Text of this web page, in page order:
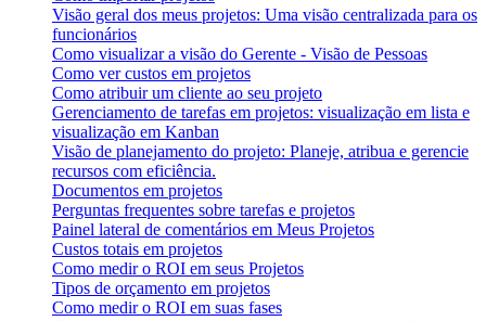
Visão geral dos meus projetos: Uma visão centralizada para os
funcionários
Como visualizar a visão do Gerente - Visão de Pessoas
Como ver custos em projetos
Como atribuir um cliente ao seu projeto
Gerenciamento de tarefas em projetos: visualização em lista e
visualização em Kanban
Visão de planejamento do projeto: Planeje, atribua e gerencie
recursos com eficiência.
Documentos em projetos
Perguntas frequentes sobre tarefas e projetos
Painel lateral de comentários em Meus Projetos
Custos totais em projetos
Como medir o ROI em seus Projetos
Tipos de orçamento em projetos
Como medir o ROI em suas fases